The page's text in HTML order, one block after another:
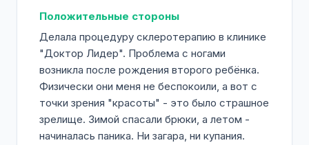
Положительные стороны
Делала процедуру склеротерапию в клинике
"Доктор Лидер". Проблема с ногами
возникла после рождения второго ребёнка.
Физически они меня не беспокоили, а вот с
точки зрения "красоты" - это было страшное
зрелище. Зимой спасали брюки, а летом -
начиналась паника. Ни загара, ни купания.